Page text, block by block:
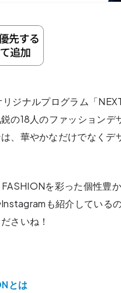
ジナルプログラム「
の18人のファッション
、華やかなだけでなく
を彩った個性豊
も紹介している
さいね！
とは